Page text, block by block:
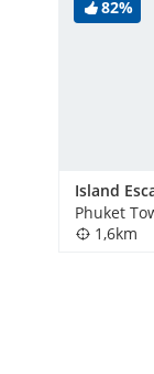
82%
Phuket
1,6km